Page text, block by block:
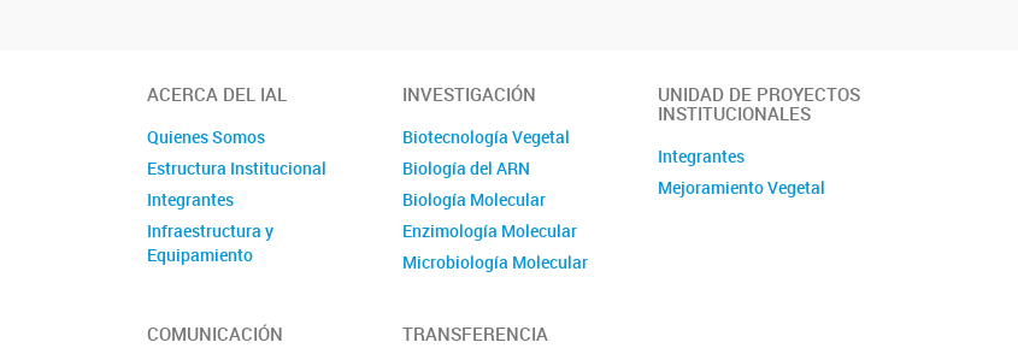
ACERCA DEL IAL
Quienes Somos
Estructura Institucional
Integrantes
Infraestructura y
Equipamiento
INVESTIGACIÓN
Biotecnología Vegetal
Biología del ARN
Biología Molecular
Enzimología Molecular
Microbiología Molecular
Publicaciones
UNIDAD DE PROYECTOS
INSTITUCIONALES
Integrantes
Mejoramiento Vegetal
COMUNICACIÓN TRANSFERENCIA